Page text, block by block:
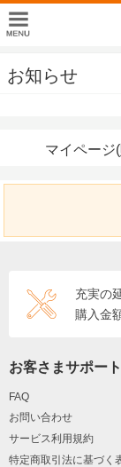
お知らせ
マイページ
充実の
購入金
お客さまサポート
FAQ
お問い合わせ
サービス利用規約
特定商取引法に基づく